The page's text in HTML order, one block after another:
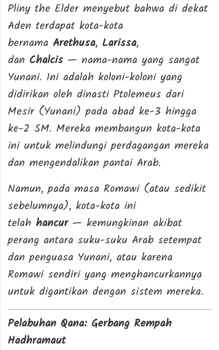
Pliny the Elder menyebut bahwa di dekat
Aden terdapat kota-kota
bernama Arethusa, Larissa,
dan Chalcis — nama-nama yang sangat
Yunani. Ini adalah koloni-koloni yang
didirikan oleh dinasti Ptolemeus dari
Mesir (Yunani) pada abad ke-3 hingga
ke-2 SM. Mereka membangun kota-kota
ini untuk melindungi perdagangan mereka
dan mengendalikan pantai Arab.
Namun, pada masa Romawi (atau sedikit
sebelumnya), kota-kota ini
telah hancur— kemungkinan akibat
perang antara suku-suku Arab setempat
dan penguasa Yunani, atau karena
Romawi sendiri yang menghancurkannya
untuk digantikan dengan sistem mereka.
Pelabuhan Qana: Gerbang Rempah
Hadhramaut